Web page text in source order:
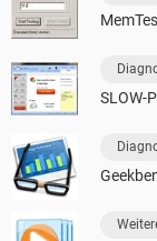
SLOW-